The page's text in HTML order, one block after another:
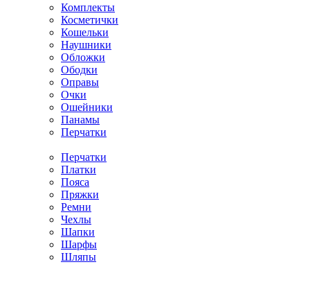
Комплекты
Косметички
Кошельки
Наушники
Обложки
Ободки
Оправы
Очки
Ошейники
Панамы
Перчатки
Перчатки
Платки
Пояса
Пряжки
Ремни
Чехлы
Шапки
Шарфы
Шляпы